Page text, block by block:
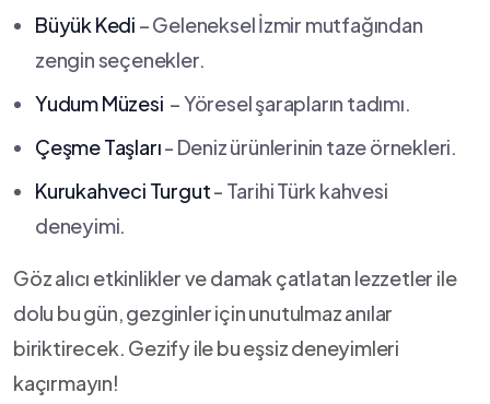
Büyük Kedi – Geleneksel ⁣İzmir mutfağından
zengin seçenekler.
Yudum Müzesi ‌ – ‍Yöresel‍ şarapların tadımı.
Çeşme Taşları⁢- Deniz ürünlerinin taze örnekleri.
Kurukahveci ​Turgut-⁣ Tarihi ⁤Türk​ kahvesi
deneyimi.
Göz ‍alıcı etkinlikler ve damak çatlatan lezzetler ile
dolu bu‍ gün, ‍gezginler için unutulmaz anılar
biriktirecek. Gezify ‍ile bu eşsiz deneyimleri
kaçırmayın!